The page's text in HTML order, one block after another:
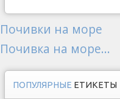
Почивки на море
Почивка на море...
ПОПУЛЯРНЫЕ ЕТИКЕТЫ